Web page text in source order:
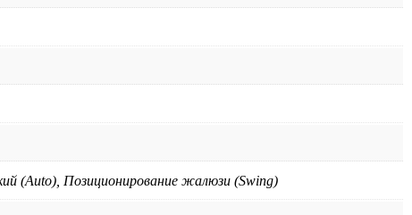
(Auto), Позиционирование жалюзи (Swing)